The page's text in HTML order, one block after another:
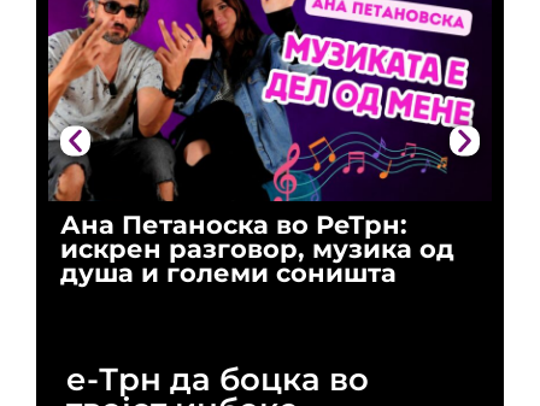
Ана Петаноска во РеТрн:
искрен разговор, музика од
душа и големи соништа
е-Трн да боцка во